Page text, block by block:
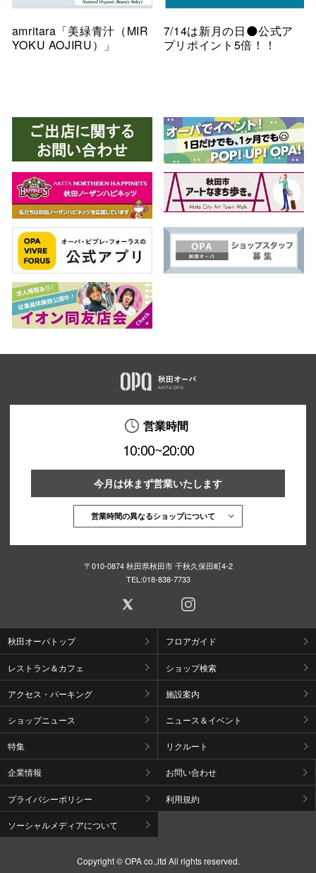
amritara「美緑青汁（MIR
YOKU AOJIRU）」
7/14は新月の日🌑公式ア
プリポイント5倍！！
営業時間
10:00~20:00
今月は休まず営業いたします
営業時間の異なるショップについて
〒010-0874 秋田県秋田市 千秋久保田町4-2
TEL:018-838-7733
秋田オーパトップ フロアガイド
レストラン＆カフェ ショップ検索
アクセス・パーキング 施設案内
ショップニュース ニュース＆イベント
特集 リクルート
企業情報 お問い合わせ
プライバシーポリシー 利用規約
ソーシャルメディアについて
Copyright © OPA co.,ltd All rights reserved.